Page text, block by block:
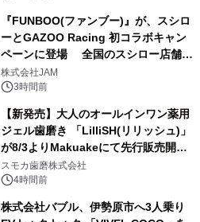
『FUNBOO(ファンブー)』が、スシロ
ーとGAZOO Racing 初コラボキャン
ペーンに登場 全国のスシロー店舗で
GR 4車種の FUNBOO(ミニカー)付き
メニューが展開されます
株式会社JAM
3時間前
【新発売】大人のオールインワン薬用
ジェル歯磨き 「LilliSH(リリッシュ)」
が8/3よりMakuakeにて先行販売開
始！
スモカ歯磨株式会社
4時間前
株式会社バブル、伊勢原市へ3人乗り